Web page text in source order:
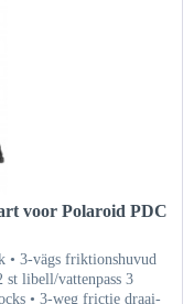
voor Polaroid PDC
• 3-vägs friktionshuvud
st libell/vattenpass 3
• 3-weg frictie draai-